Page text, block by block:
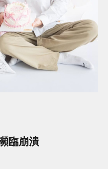
臨崩潰